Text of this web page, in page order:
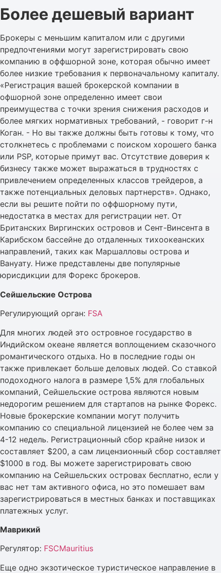
Более дешевый вариант
Брокеры с меньшим капиталом или с другими
предпочтениями могут зарегистрировать свою
компанию в оффшорной зоне, которая обычно имеет
более низкие требования к первоначальному капиталу.
«Регистрация вашей брокерской компании в
офшорной зоне определенно имеет свои
преимущества с точки зрения снижения расходов и
более мягких нормативных требований, - говорит г-н
Коган. - Но вы также должны быть готовы к тому, что
столкнетесь с проблемами с поиском хорошего банка
или PSP, которые примут вас. Отсутствие доверия к
бизнесу также может выражаться в трудностях с
привлечением определенных классов трейдеров, а
также потенциальных деловых партнерств». Однако,
если вы решите пойти по оффшорному пути,
недостатка в местах для регистрации нет. От
Британских Виргинских островов и Сент-Винсента в
Карибском бассейне до отдаленных тихоокеанских
направлений, таких как Маршалловы острова и
Вануату. Ниже представлены две популярные
юрисдикции для Форекс брокеров.
Сейшельские Острова
Регулирующий орган: FSA
Для многих людей это островное государство в
Индийском океане является воплощением сказочного
романтического отдыха. Но в последние годы он
также привлекает больше деловых людей. Со ставкой
подоходного налога в размере 1,5% для глобальных
компаний, Сейшельские острова являются новым
недорогим решением для стартапов на рынке Форекс.
Новые брокерские компании могут получить
компанию со специальной лицензией не более чем за
4-12 недель. Регистрационный сбор крайне низок и
составляет $200, а сам лицензионный сбор составляет
$1000 в год. Вы можете зарегистрировать свою
компанию на Сейшельских островах бесплатно, если у
вас нет там активного офиса, но это помешает вам
зарегистрироваться в местных банках и поставщиках
платежных услуг.
Маврикий
Регулятор: FSCMauritius
Еще одно экзотическое туристическое направление в